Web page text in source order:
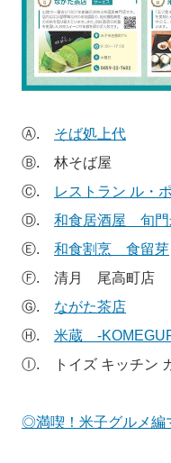
Ⓐ. そば処上代
Ⓑ. 林そば屋
Ⓒ.
レストラン ル・
Ⓓ. 和食居酒屋 旬門
Ⓔ. 和食割烹 食留芽
Ⓕ. 清月 尾高町店
Ⓖ. ながた茶店
Ⓗ. 米蔵 -
Ⓘ. トイズ キッチン
◎満喫！米子グルメ編